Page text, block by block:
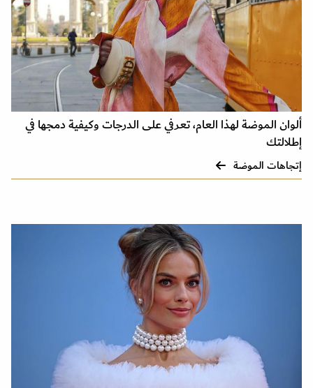
ألوان الموضة لهذا العام، تعرفي على الدرجات وكيفية دمجها في
إطلالتك
إتجاهات الموضة